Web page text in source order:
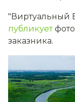
"Виртуальный
публикует
заказника.